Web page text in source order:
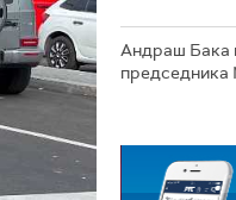
Андраш Бакa
председника